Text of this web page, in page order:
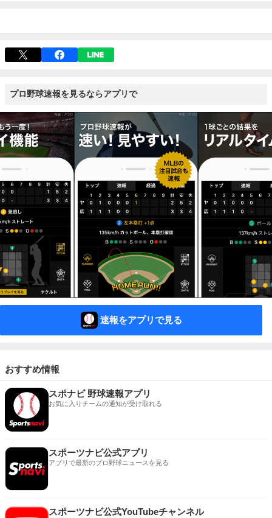
プロ野球速報を見るならアプリで
速報をアプリで見る
おすすめ情報
スポナビ 野球速報アプリ
お気に入りチームの通知が受け取れる
スポーツナビ公式アプリ
アプリで最新のプロ野球ニュースを見る
スポーツナビ公式YouTubeチャンネル